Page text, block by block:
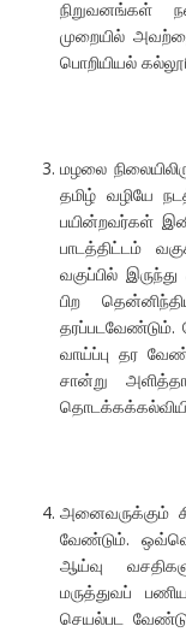
நிறுவனங்கள்
முறையில்
பொறியியல்
மழலை
தமிழ் வழியே
பயின்றவர்கள்
பாடத்திட்டம்
வகுப்பில்
பிற
தரப்படவேண்டும்.
வாய்ப்பு தர
சான்று
அனைவருக்கும்
வேண்டும்.
ஆய்வு
மருத்துவப்
செயல்பட